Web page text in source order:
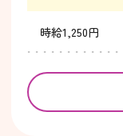
時給1,250円